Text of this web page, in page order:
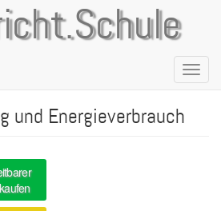
und Energieverbrauch